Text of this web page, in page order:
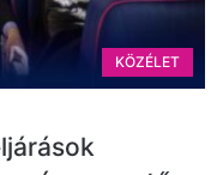
KÖZÉLET